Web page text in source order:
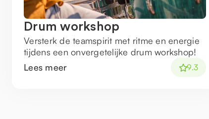
Drum workshop
Versterk de teamspirit met ritme en energie
tijdens een onvergetelijke drum workshop!
Lees meer
9.3